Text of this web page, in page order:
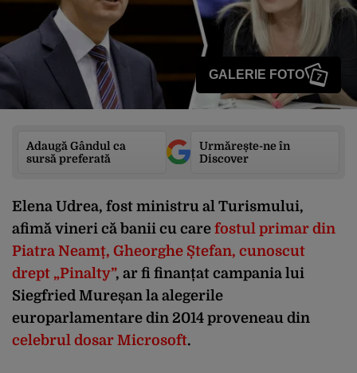
GALERIE FOTO 7
Adaugă Gândul ca
sursă preferată
Urmărește-ne în
Discover
Elena Udrea, fost ministru al Turismului,
afimă vineri că banii cu care fostul primar din
Piatra Neamț, Gheorghe Ștefan, cunoscut
drept „Pinalty”, ar fi finanțat campania lui
Siegfried Mureșan la alegerile
europarlamentare din 2014 proveneau din
celebrul dosar Microsoft.